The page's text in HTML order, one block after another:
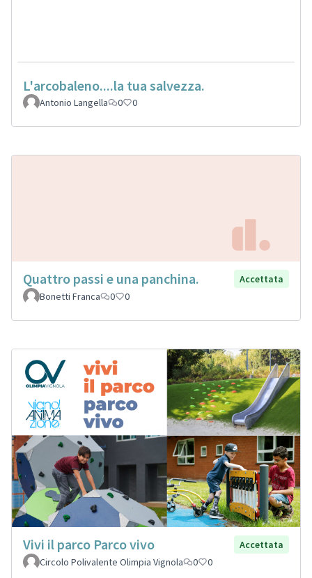
L'arcobaleno....la tua salvezza.
Antonio Langella 0 0
Quattro passi e una panchina.
Accettata
Bonetti Franca
0 0
Vivi il parco Parco vivo
Accettata
Circolo Polivalente Olimpia Vignola
0 0